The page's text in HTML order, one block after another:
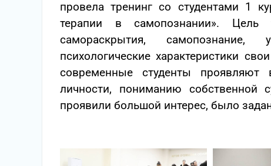
провела тренинг со студентами 1
терапии в самопознании». Цель
самораскрытия,
психологические характеристики
современные студенты
личности, пониманию собственной
проявили большой интерес, было